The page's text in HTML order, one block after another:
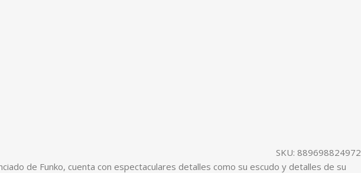
SKU: 889698824972
de Funko, cuenta con espectaculares detalles como su escudo y detalles de su